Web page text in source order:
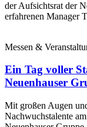
der Aufsichtsrat der
erfahrenen Manager
Messen &
Ein Tag voller
Neuenhauser
Mit großen Augen
Nachwuchstalente